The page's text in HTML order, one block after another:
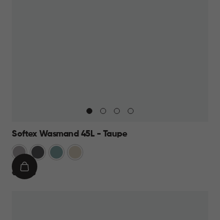
Softex Wasmand 45L - Taupe
TaupeAntraciet
BlauwBeige
€
€ 15,95
IN